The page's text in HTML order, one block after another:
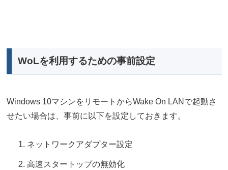
WoLを利用するための事前設定
Windows 10マシンをリモートからWake On LANで起動さ
せたい場合は、事前に以下を設定しておきます。
ネットワークアダプター設定
高速スタートップの無効化